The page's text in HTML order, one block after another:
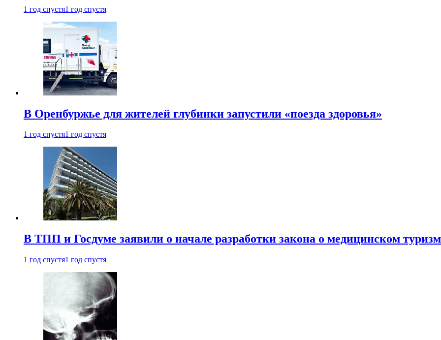
1 год спустя1 год спустя
В Оренбуржье для жителей глубинки запустили «поезда здоровья»
1 год спустя1 год спустя
В ТПП и Госдуме заявили о начале разработки закона о медицинском
1 год спустя1 год спустя